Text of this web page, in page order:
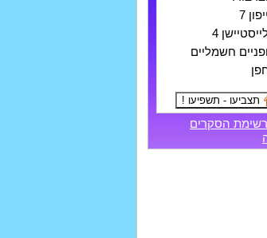
7
4
חשמליים
הסקרים